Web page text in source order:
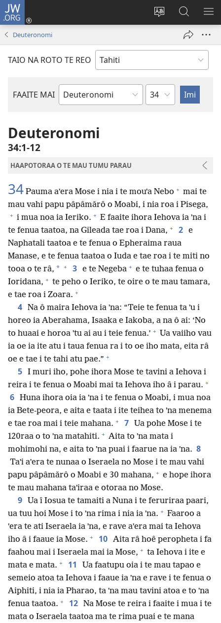
JW.ORG
Taui
reo
Nati
(opens
Maimiraa
nia
JW.ORG
Deuteronomi
TAIO NA ROTO TE REO
FAAITE MAI
Buka
Bibilia
Pene
Deuteronomi
34:1-12
HAAPOTORAA O TE MAU TUMU PARAU
34 Pauma aˈera Mose i nia i te mouˈa Nebo + mai te
mau vahi papu pâpâmǎrô o Moabi, i nia roa i Pisega,
+ i mua noa ia Ieriko. + E faaite ihora Iehova ia ˈna i
te fenua taatoa, na Gileada tae roa i Dana, + 2 e
Naphatali taatoa e te fenua o Epheraima raua
Manase, e te fenua taatoa o Iuda e tae roa i te miti no
tooa o te râ, * + 3 e te Negeba + e te tuhaa fenua o
Ioridana, + te peho o Ieriko, te oire o te mau tamara,
e tae roa i Zoara. +
4 Na ô maira Iehova ia ˈna: “Teie te fenua ta ˈu i
horeo ia Aberahama, Isaaka e Iakoba, a na ô ai: ‘No
to huaai e horoa ˈtu ai au i teie fenua.’ + Ua vaiiho vau
ia oe ia ite atu i taua fenua ra i to oe iho mata, eita râ
oe e tae i te tahi atu pae.” +
5 I muri iho, pohe ihora Mose te tavini a Iehova i
reira i te fenua o Moabi mai ta Iehova iho â i parau. +
6 Huna ihora oia ia ˈna i te fenua o Moabi, i mua noa
ia Bete-peora, e aita e taata i ite teihea to ˈna menema
e tae roa mai i teie mahana. + 7
Ua pohe Mose i te
120raa o to ˈna matahiti. + Aita to ˈna mata i
mohimohi na, e aita to ˈna puai i faarue na ia ˈna. 8
Taˈi aˈera te nunaa o Iseraela no Mose i te mau vahi
papu pâpâmǎrô o Moabi e 30 mahana, + e hope ihora
te mau mahana taˈiraa e otoraa no Mose.
9
Ua î Iosua te tamaiti a Nuna i te feruriraa paari,
ua tuu hoi Mose i to ˈna rima i nia ia ˈna. + Faaroo a
ˈera te ati Iseraela ia ˈna, e rave aˈera mai ta Iehova
iho â i faaue ia Mose. + 10 Aita râ hoê peropheta i fa
faahou mai i Iseraela mai ia Mose, + ta Iehova i ite e
mata e mata. + 11
Ua faatupu oia i te mau tapao e
semeio atoa ta Iehova i faaue ia ˈna e rave i te fenua o
Aiphiti, i nia ia Pharao, ta ˈna mau tavini atoa e to ˈna
fenua taatoa. + 12 Na Mose te reira i faaite i mua i te
mata o Iseraela taatoa ma te rima puai e te mana